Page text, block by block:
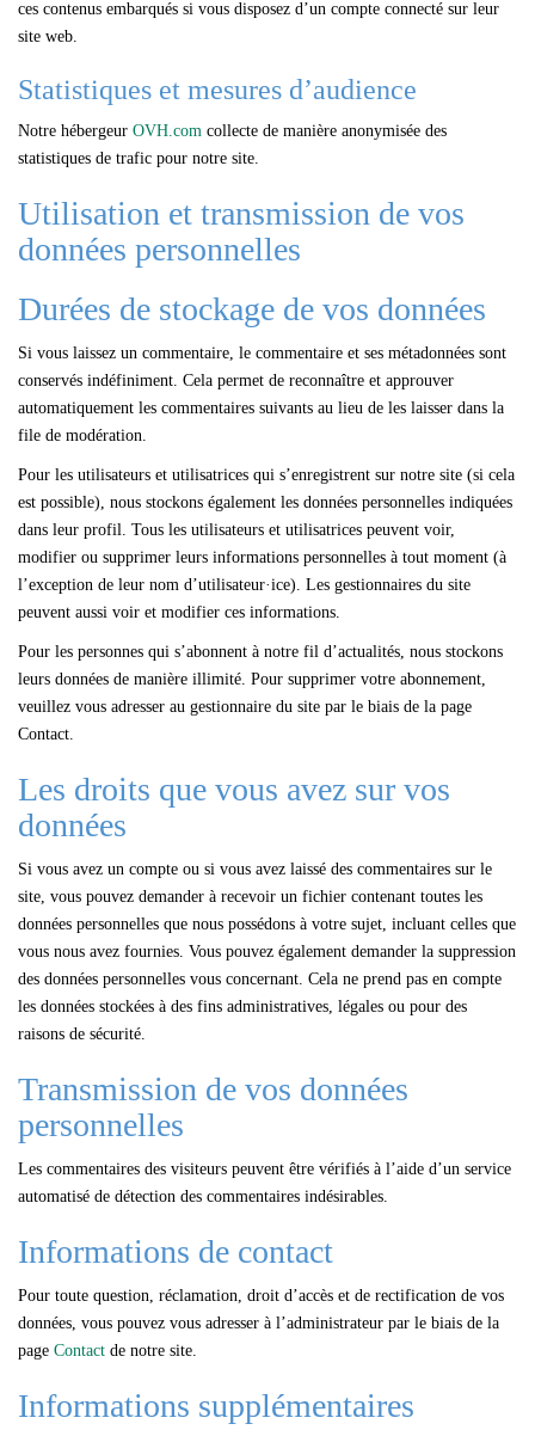
ces contenus embarqués si vous disposez d’un compte connecté sur leur
site web.
Statistiques et mesures d’audience
Notre hébergeur OVH.com collecte de manière anonymisée des
statistiques de trafic pour notre site.
Utilisation et transmission de vos
données personnelles
Durées de stockage de vos données
Si vous laissez un commentaire, le commentaire et ses métadonnées sont
conservés indéfiniment. Cela permet de reconnaître et approuver
automatiquement les commentaires suivants au lieu de les laisser dans la
file de modération.
Pour les utilisateurs et utilisatrices qui s’enregistrent sur notre site (si cela
est possible), nous stockons également les données personnelles indiquées
dans leur profil. Tous les utilisateurs et utilisatrices peuvent voir,
modifier ou supprimer leurs informations personnelles à tout moment (à
l’exception de leur nom d’utilisateur·ice). Les gestionnaires du site
peuvent aussi voir et modifier ces informations.
Pour les personnes qui s’abonnent à notre fil d’actualités, nous stockons
leurs données de manière illimité. Pour supprimer votre abonnement,
veuillez vous adresser au gestionnaire du site par le biais de la page
Contact.
Les droits que vous avez sur vos
données
Si vous avez un compte ou si vous avez laissé des commentaires sur le
site, vous pouvez demander à recevoir un fichier contenant toutes les
données personnelles que nous possédons à votre sujet, incluant celles que
vous nous avez fournies. Vous pouvez également demander la suppression
des données personnelles vous concernant. Cela ne prend pas en compte
les données stockées à des fins administratives, légales ou pour des
raisons de sécurité.
Transmission de vos données
personnelles
Les commentaires des visiteurs peuvent être vérifiés à l’aide d’un service
automatisé de détection des commentaires indésirables.
Informations de contact
Pour toute question, réclamation, droit d’accès et de rectification de vos
données, vous pouvez vous adresser à l’administrateur par le biais de la
page Contact de notre site.
Informations supplémentaires